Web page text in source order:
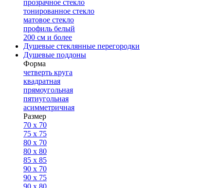
прозрачное стекло
тонированное стекло
матовое стекло
профиль белый
200 см и более
Душевые стеклянные перегородки
Душевые поддоны
Форма
четверть круга
квадратная
прямоугольная
пятиугольная
асимметричная
Размер
70 x 70
75 x 75
80 x 70
80 x 80
85 x 85
90 x 70
90 x 75
90 x 80